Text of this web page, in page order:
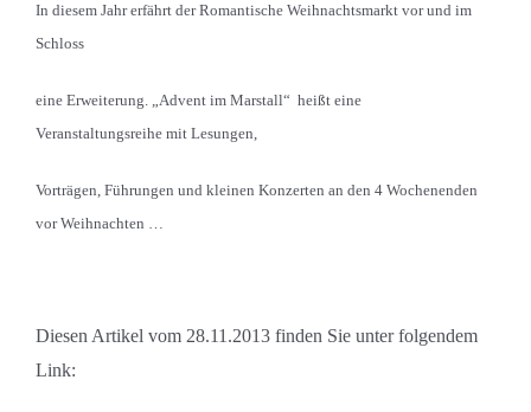
In diesem Jahr erfährt der Romantische Weihnachtsmarkt vor und im
Schloss
eine Erweiterung. „Advent im Marstall“ heißt eine
Veranstaltungsreihe mit Lesungen,
Vorträgen, Führungen und kleinen Konzerten an den 4 Wochenenden
vor Weihnachten …
Diesen Artikel vom 28.11.2013 finden Sie unter folgendem
Link: